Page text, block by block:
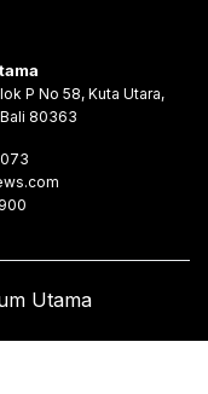
P No 58, Kuta Utara,
80363
Utama